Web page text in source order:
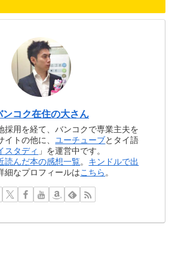
ンコク在住の大さん
採用を経て、バンコクで専業主夫を
イトの他に、 ユーチューブとタイ語
スタディ 」を運営中です。
読んだ本の感想一覧。 キンドルで出
細なプロフィールはこちら 。